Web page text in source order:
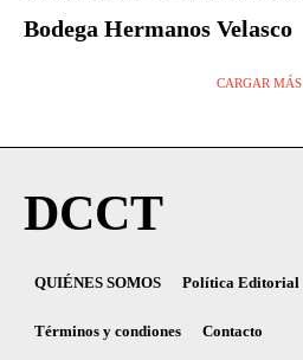
Bodega Hermanos Velasco
CARGAR MÁS
DCCT
QUIÉNES SOMOS Política Editorial
Términos y condiones Contacto